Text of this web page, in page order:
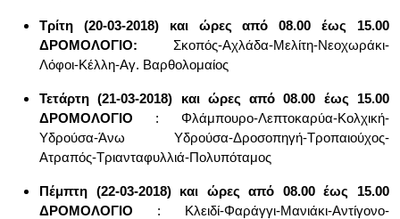
Τρίτη (20-03-2018) και ώρες από 08.00 έως 15.00
ΔΡΟΜΟΛΟΓΙΟ:
Σκοπός-Αχλάδα-Μελίτη-Νεοχωράκι-
Λόφοι-Κέλλη-Αγ. Βαρθολομαίος
Τετάρτη (21-03-2018) και ώρες από 08.00 έως 15.00
ΔΡΟΜΟΛΟΓΙΟ
: Φλάμπουρο-Λεπτοκαρύα-Κολχική-
Υδρούσα-Άνω Υδρούσα-Δροσοπηγή-Τροπαιούχος-
Ατραπός-Τριανταφυλλιά-Πολυπόταμος
Πέμπτη (22-03-2018) και ώρες από 08.00 έως 15.00
ΔΡΟΜΟΛΟΓΙΟ
: Κλειδί-Φαράγγι-Μανιάκι-Αντίγονο-